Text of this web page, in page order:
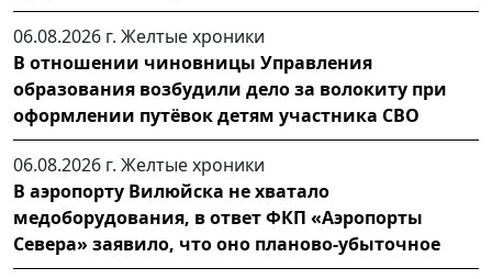
06.08.2026 г. Желтые хроники
В отношении чиновницы Управления
образования возбудили дело за волокиту при
оформлении путёвок детям участника СВО
06.08.2026 г. Желтые хроники
В аэропорту Вилюйска не хватало
медоборудования, в ответ ФКП «Аэропорты
Севера» заявило, что оно планово-убыточное